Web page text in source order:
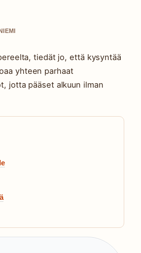
tiedät jo, että kysyntää
yhteen parhaat
jotta pääset alkuun ilman